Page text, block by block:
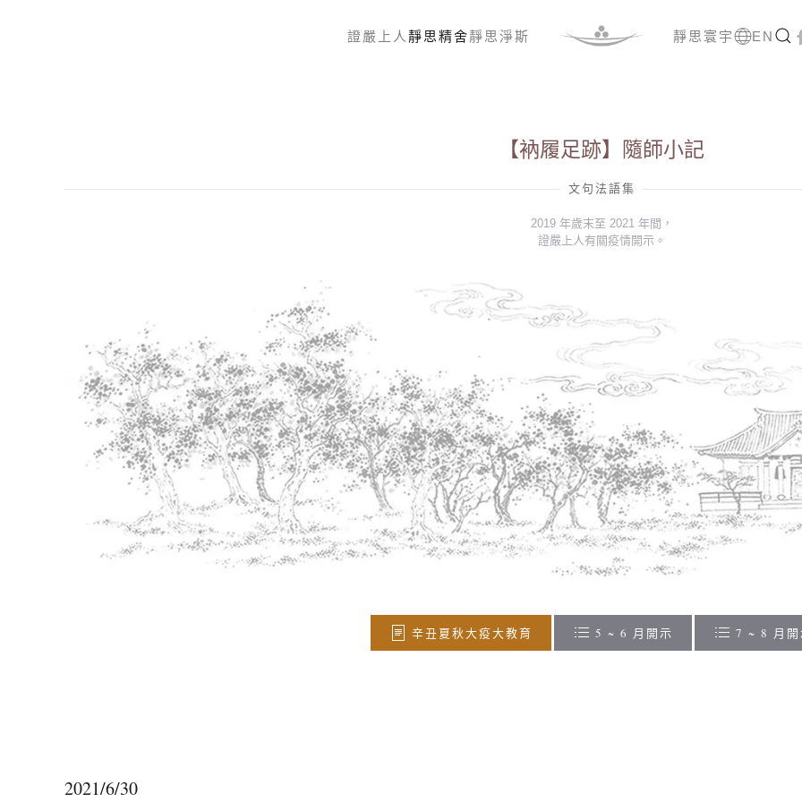
證嚴上人 靜思精舍靜思淨斯 靜思寰宇 EN
【衲履足跡】隨師小記
文句法語集
2019 年歲末至 2021 年間，
證嚴上人有關疫情開示。
辛丑夏秋大疫大教育 5 ~ 6 月開示 7 ~ 8 月
2021/6/30